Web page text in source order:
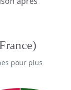
pour plus